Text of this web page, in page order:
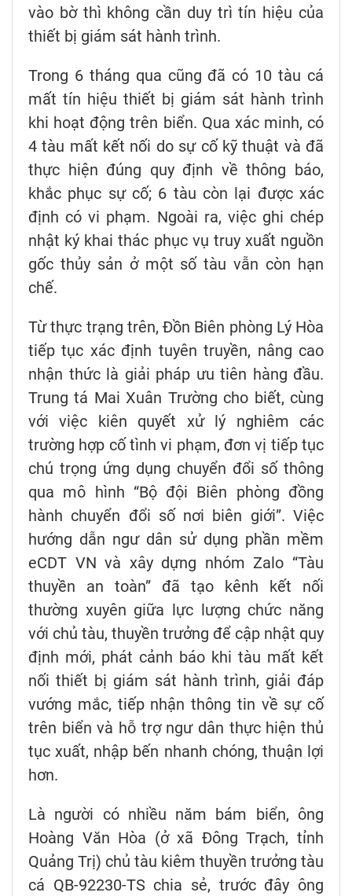
vào bờ thì không cần duy trì tín hiệu của
thiết bị giám sát hành trình.
Trong 6 tháng qua cũng đã có 10 tàu cá
mất tín hiệu thiết bị giám sát hành trình
khi hoạt động trên biển. Qua xác minh, có
4 tàu mất kết nối do sự cố kỹ thuật và đã
thực hiện đúng quy định về thông báo,
khắc phục sự cố; 6 tàu còn lại được xác
định có vi phạm. Ngoài ra, việc ghi chép
nhật ký khai thác phục vụ truy xuất nguồn
gốc thủy sản ở một số tàu vẫn còn hạn
chế.
Từ thực trạng trên, Đồn Biên phòng Lý Hòa
tiếp tục xác định tuyên truyền, nâng cao
nhận thức là giải pháp ưu tiên hàng đầu.
Trung tá Mai Xuân Trường cho biết, cùng
với việc kiên quyết xử lý nghiêm các
trường hợp cố tình vi phạm, đơn vị tiếp tục
chú trọng ứng dụng chuyển đổi số thông
qua mô hình “Bộ đội Biên phòng đồng
hành chuyển đổi số nơi biên giới”. Việc
hướng dẫn ngư dân sử dụng phần mềm
eCDT VN và xây dựng nhóm Zalo “Tàu
thuyền an toàn” đã tạo kênh kết nối
thường xuyên giữa lực lượng chức năng
với chủ tàu, thuyền trưởng để cập nhật quy
định mới, phát cảnh báo khi tàu mất kết
nối thiết bị giám sát hành trình, giải đáp
vướng mắc, tiếp nhận thông tin về sự cố
trên biển và hỗ trợ ngư dân thực hiện thủ
tục xuất, nhập bến nhanh chóng, thuận lợi
hơn.
Là người có nhiều năm bám biển, ông
Hoàng Văn Hòa (ở xã Đông Trạch, tỉnh
Quảng Trị) chủ tàu kiêm thuyền trưởng tàu
cá QB-92230-TS chia sẻ, trước đây ông